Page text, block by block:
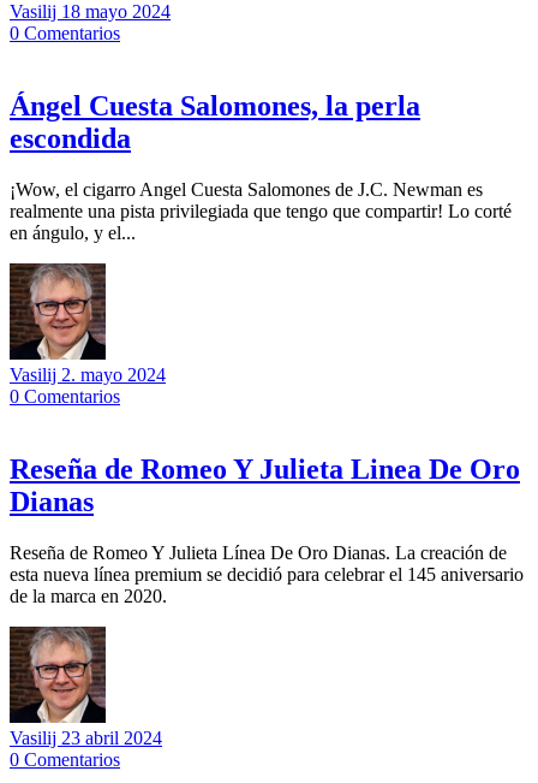
Vasilij 18 mayo 2024
0 Comentarios
Ángel Cuesta Salomones, la perla
escondida
¡Wow, el cigarro Angel Cuesta Salomones de J.C. Newman es
realmente una pista privilegiada que tengo que compartir! Lo corté
en ángulo, y el...
Vasilij 2. mayo 2024
0 Comentarios
Reseña de Romeo Y Julieta Linea De Oro
Dianas
Reseña de Romeo Y Julieta Línea De Oro Dianas. La creación de
esta nueva línea premium se decidió para celebrar el 145 aniversario
de la marca en 2020.
Vasilij 23 abril 2024
0 Comentarios